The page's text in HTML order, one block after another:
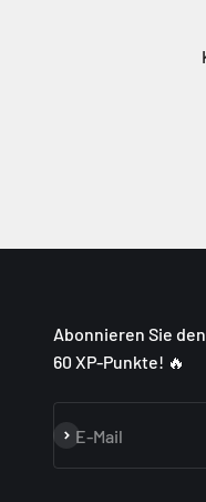
Abonnieren Sie
60 XP-Punkte! 🔥
E-Mail
Abonnieren